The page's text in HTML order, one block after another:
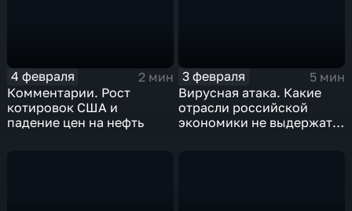
4 февраля
2 мин
Комментарии. Рост
котировок США и
падение цен на нефть
3 февраля
5 мин
Вирусная атака. Какие
отрасли российской
экономики не выдержат